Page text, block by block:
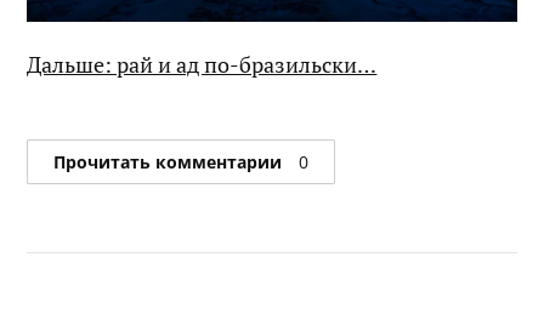
Дальше: рай и ад по-бразильски…
Прочитать комментарии 0